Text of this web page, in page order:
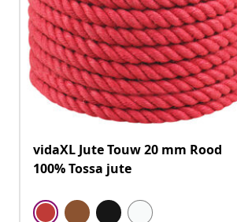
vidaXL Jute Touw 20 mm Rood
100% Tossa jute